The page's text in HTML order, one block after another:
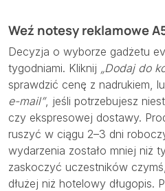
Weź notesy reklamowe
Decyzja o wyborze gadżetu
tygodniami. Kliknij „Dodaj do
sprawdzić cenę z nadrukiem,
e-mail”, jeśli potrzebujesz
czy ekspresowej dostawy.
ruszyć w ciągu 2–3 dni
wydarzenia zostało mniej niż
zaskoczyć uczestników
dłużej niż hotelowy długopis.